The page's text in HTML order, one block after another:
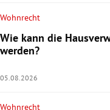
Wohnrecht
Wie kann die
werden?
05.08.2026
Wohnrecht